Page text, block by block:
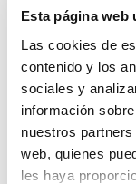
Esta página web
Las cookies de
contenido y los
sociales y
información
nuestros
web, quienes
les haya